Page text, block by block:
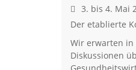
3. bis 4. Mai
Der etablierte
Wir erwarten in
Diskussionen